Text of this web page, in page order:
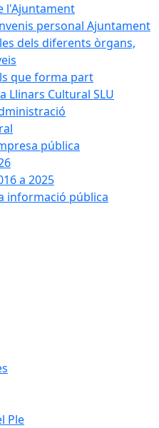
l'Ajuntament
personal Ajuntament
dels diferents òrgans,
que forma part
Llinars Cultural SLU
pública
a 2025
informació pública
Ple